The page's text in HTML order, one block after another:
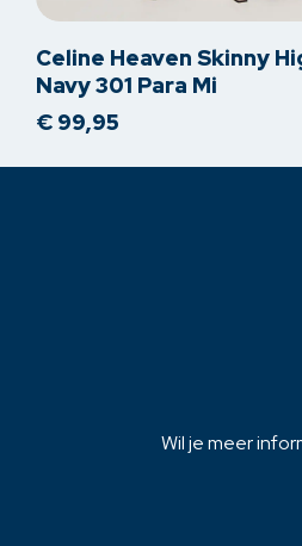
heeft
meerdere
variaties.
Deze
kan
Celine Heaven Skinny
Navy 301 Para Mi
€ 99,95
Wil je meer